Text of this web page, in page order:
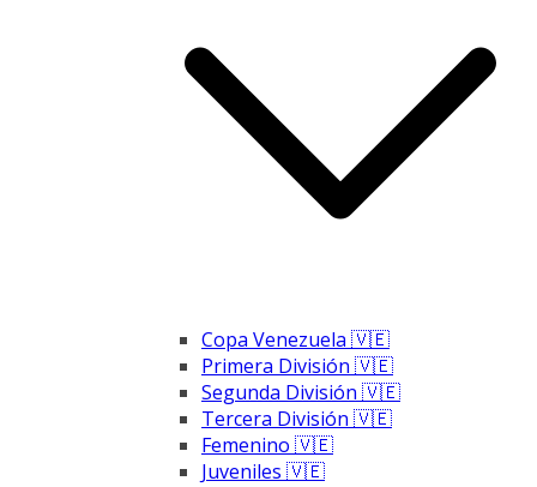
Copa Venezuela 🇻🇪
Primera División 🇻🇪
Segunda División 🇻🇪
Tercera División 🇻🇪
Femenino 🇻🇪
Juveniles 🇻🇪